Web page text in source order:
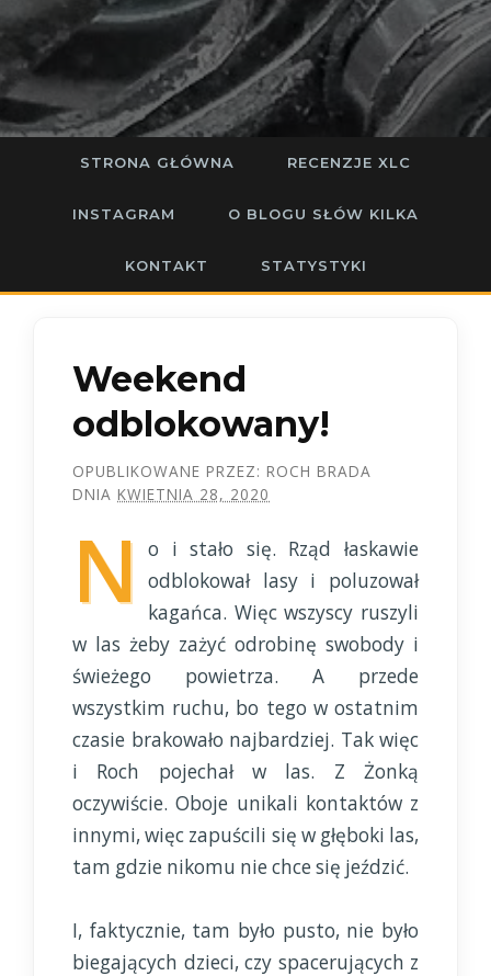
STRONA GŁÓWNA RECENZJE XLC
INSTAGRAM O BLOGU SŁÓW KILKA
KONTAKT STATYSTYKI
Weekend
odblokowany!
OPUBLIKOWANE PRZEZ: ROCH BRADA
DNIA KWIETNIA 28, 2020
N
o i stało się. Rząd łaskawie
odblokował lasy i poluzował
kagańca. Więc wszyscy ruszyli
w las żeby zażyć odrobinę swobody i
świeżego powietrza. A przede
wszystkim ruchu, bo tego w ostatnim
czasie brakowało najbardziej. Tak więc
i Roch pojechał w las. Z Żonką
oczywiście. Oboje unikali kontaktów z
innymi, więc zapuścili się w głęboki las,
tam gdzie nikomu nie chce się jeździć.
I, faktycznie, tam było pusto, nie było
biegających dzieci, czy spacerujących z